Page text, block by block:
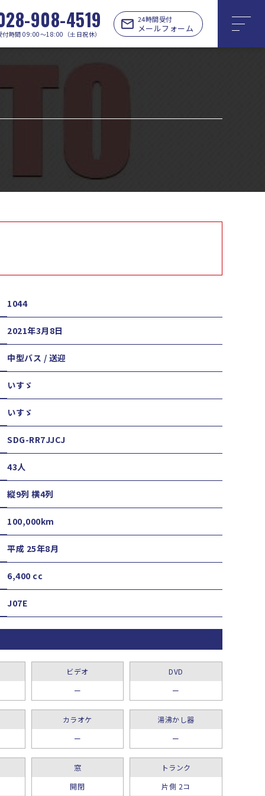
908-4519
付時間 09:00〜18:00（土日祝休）
24時間受付
メールフォーム
1044
2021年3月8日
中型バス / 送迎
いすゞ
いすゞ
SDG-RR7JJCJ
43人
縦9列 横4列
100,000km
平成 25年8月
6,400 cc
J07E
ビデオ
ー
DVD
ー
カラオケ
ー
湯沸かし器
ー
窓
開閉
トランク
片側 2コ